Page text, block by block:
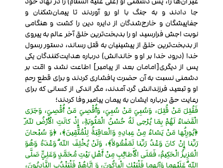
جا دادند و به جنگ با او رو آوردند تا پیمان‌شکنان و
جفاپیشگان و خارج‌شدگان از دایره دین را کشت و هنگامی
نوبت اجش فرارسید او را بدبخت‌ترین خلق آخر عالم به پیروی
از بدبخت‌ترین خلق از پیشینیان به قتل رساند، دستور رسول
خدا (درود خدا بر او و خاندانش) درباره هدایت‌کنندگان یکی
پس از دیگری[امامان بعد از پیامبر] اطاعت نشد و امّت بر
دشمنی نسبت به آن حضرت پافشاری کردند و برای قطع رحم
او و تبعید فرزندانش گرد آمدند، مگر اندکی از کسانی که برای
رعایت حق درباره ایشان به پیمان پیامبر وفا کردند؛
فَقُتِلَ مَنْ قُتِلَ، وَسُبِيَ مَنْ سُبِيَ، وَأُقْصِيَ مَنْ أُقْصِيَ، وَجَرَى
الْقَضاءُ لَهُمْ بِمَا يُرْجى لَهُ حُسْنُ الْمَثُوبَةِ، إِذْ كانَتِ الْأَرْضُ لِلّهِ
﴿يُورِثُها مَنْ يَشاءُ مِنْ عِبادِهِ وَالْعاقِبَةُ لِلْمُتَّقِينَ﴾، ﴿وَ سُبْحانَ
رَبِّنا إِنْ كانَ وَعْدُ رَبِّنا لَمَفْعُولاً﴾، وَلَنْ يُخْلِفَ اللّهُ وَعْدَهُ وَهُوَ
الْعَزِيزُ الْحَكِيمُ، فَعَلَى الْأَطائِبِ مِنْ أَهْلِ بَيْتِ مُحَمَّدٍ وَعَلِيٍّ صَلَّى
اللّهُ عَلَيْهِما وَآلِهِما فَلْيَبْكِ الْباكُونَ، وَ إِيَّاهُمْ فَلْيَنْدُبِ النَّادِبُونَ،